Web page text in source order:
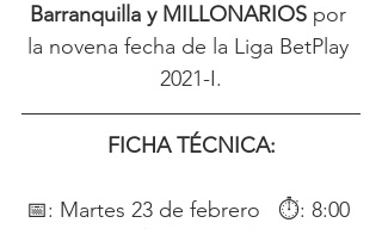
Barranquilla y MILLONARIOS por
la novena fecha de la Liga BetPlay
2021-I.
FICHA TÉCNICA:
📅: Martes 23 de febrero   ⏱: 8:00